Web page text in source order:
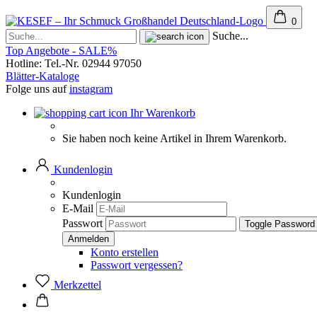
0
Suche...
Top Angebote - SALE%
Hotline: Tel.-Nr. 02944 97050
Blätter-Kataloge
Folge uns aufinstagram
Ihr Warenkorb
Sie haben noch keine Artikel in Ihrem Warenkorb.
Kundenlogin
Kundenlogin
E-Mail
Passwort
Toggle
Konto erstellen
Passwort vergessen?
Merkzettel